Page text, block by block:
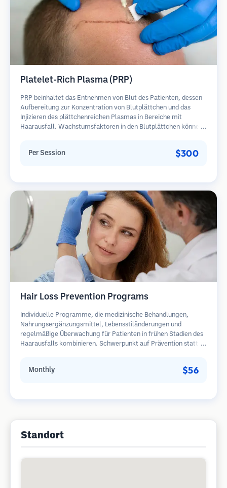
Platelet-Rich Plasma (PRP)
PRP beinhaltet das Entnehmen von Blut des Patienten, dessen
Aufbereitung zur Konzentration von Blutplättchen und das
Injizieren des plättchenreichen Plasmas in Bereiche mit
Haarausfall. Wachstumsfaktoren in den Blutplättchen können
mehrere Sitzungen erforderlich.
Per Session $300
Hair Loss Prevention Programs
Individuelle Programme, die medizinische Behandlungen,
Nahrungsergänzungsmittel, Lebensstiländerungen und
regelmäßige Überwachung für Patienten in frühen Stadien des
Haarausfalls kombinieren. Schwerpunkt auf Prävention statt
Monthly $56
Standort